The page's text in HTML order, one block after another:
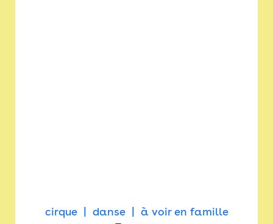
cirque danse à voir en famille